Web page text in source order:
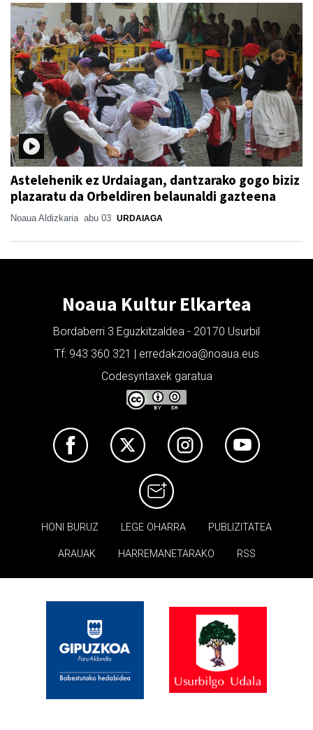
Astelehenik ez Urdaiagan, dantzarako gogo biziz
plazaratu da Orbeldiren belaunaldi gazteena
Noaua Aldizkaria abu 03 URDAIAGA
Noaua Kultur Elkartea
Bordaberri 3 Eguzkitzaldea - 20170 Usurbil
Tf: 943 360 321 | erredakzioa@noaua.eus
Codesyntaxek garatua
HONI BURUZ LEGE OHARRA PUBLIZITATEA
ARAUAK HARREMANETARAKO RSS